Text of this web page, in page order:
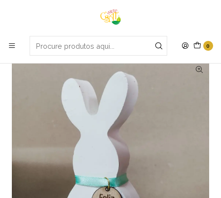
0
Portes grátis em compras apartir de 70€